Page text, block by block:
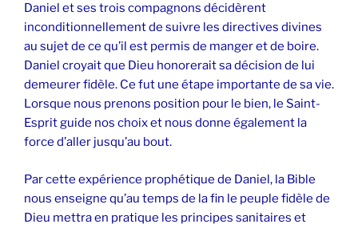
Daniel et ses trois compagnons décidèrent
inconditionnellement de suivre les directives divines
au sujet de ce qu’il est permis de manger et de boire.
Daniel croyait que Dieu honorerait sa décision de lui
demeurer fidèle. Ce fut une étape importante de sa vie.
Lorsque nous prenons position pour le bien, le Saint-
Esprit guide nos choix et nous donne également la
force d’aller jusqu’au bout.
Par cette expérience prophétique de Daniel, la Bible
nous enseigne qu’au temps de la fin le peuple fidèle de
Dieu mettra en pratique les principes sanitaires et